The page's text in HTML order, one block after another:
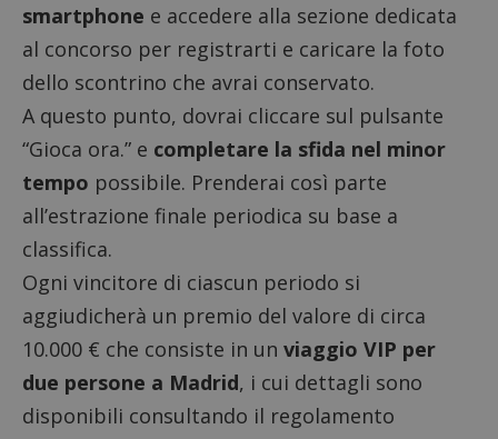
smartphone e accedere alla sezione dedicata
al concorso per registrarti e caricare la foto
dello scontrino che avrai conservato.
A questo punto, dovrai cliccare sul pulsante
“Gioca ora.” e completare la sfida nel minor
tempo possibile. Prenderai così parte
all’estrazione finale periodica su base a
classifica.
Ogni vincitore di ciascun periodo si
aggiudicherà un premio del valore di circa
10.000 € che consiste in un viaggio VIP per
due persone a Madrid, i cui dettagli sono
disponibili consultando il regolamento